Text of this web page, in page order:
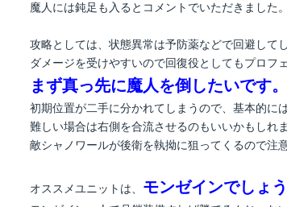
魔人には鈍足も入るとコメントでいただきました
攻略としては、状態異常は予防薬などで回避して
ダメージを受けやすいので回復役としてもプロフ
まず真っ先に魔人を倒したいです
初期位置が二手に分かれてしまうので、基本的に
難しい場合は右側を合流させるのもいいかもしれま
敵シャノワールが後衛を執拗に狙ってくるので注意
オススメユニットは、 モンゼインでしょ